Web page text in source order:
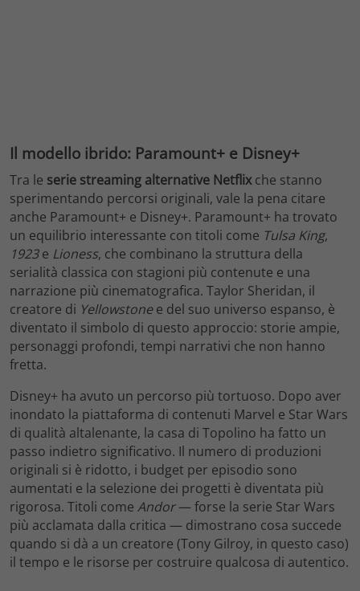
Il modello ibrido: Paramount+ e Disney+
Tra le serie streaming alternative Netflixche stanno
sperimentando percorsi originali, vale la pena citare
anche Paramount+ e Disney+. Paramount+ ha trovato
un equilibrio interessante con titoli come Tulsa King,
1923e Lioness, che combinano la struttura della
serialità classica con stagioni più contenute e una
narrazione più cinematografica. Taylor Sheridan, il
creatore di Yellowstonee del suo universo espanso, è
diventato il simbolo di questo approccio: storie ampie,
personaggi profondi, tempi narrativi che non hanno
fretta.
Disney+ ha avuto un percorso più tortuoso. Dopo aver
inondato la piattaforma di contenuti Marvel e Star Wars
di qualità altalenante, la casa di Topolino ha fatto un
passo indietro significativo. Il numero di produzioni
originali si è ridotto, i budget per episodio sono
aumentati e la selezione dei progetti è diventata più
rigorosa. Titoli come Andor— forse la serie Star Wars
più acclamata dalla critica — dimostrano cosa succede
quando si dà a un creatore (Tony Gilroy, in questo caso)
il tempo e le risorse per costruire qualcosa di autentico.